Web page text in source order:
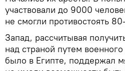
участвовали до 9000
не смогли противостоять
Запад, рассчитывая
над страной путем
было в Египте, поддержал